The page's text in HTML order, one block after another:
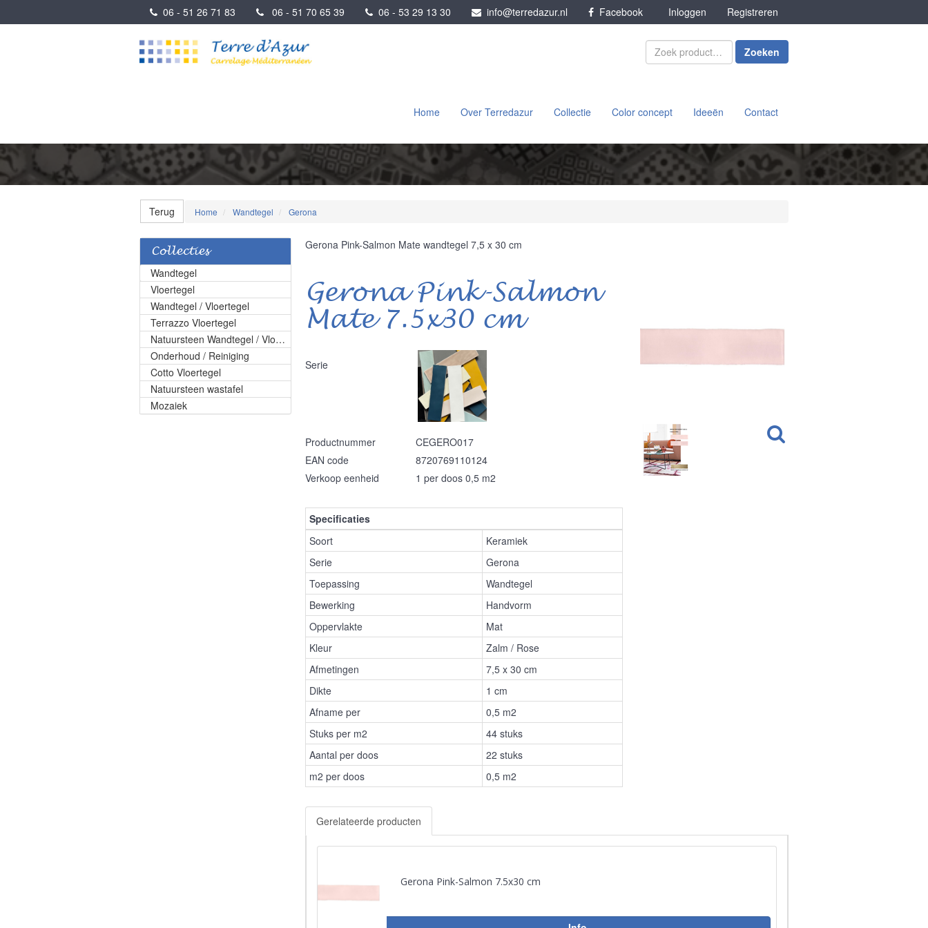
06 - 51 26 71 83 06 - 51 70 65 39 06 - 53 29 13 30 info@terredazur.nl Facebook Inloggen Registreren
Zoeken
Home Over Terredazur Collectie Color concept Ideeën Contact
Terug Home Wandtegel Gerona
Collecties
Wandtegel
Vloertegel
Wandtegel / Vloertegel
Terrazzo Vloertegel
Natuursteen Wandtegel / Vloertegel
Onderhoud / Reiniging
Cotto Vloertegel
Natuursteen wastafel
Mozaiek
Gerona Pink-Salmon Mate wandtegel 7,5 x 30 cm
Gerona Pink-Salmon
Mate 7.5x30 cm
Serie
Productnummer
CEGERO017
EAN code
8720769110124
Verkoop eenheid
1 per doos 0,5 m2
Specificaties
Soort
Keramiek
Serie
Gerona
Toepassing
Wandtegel
Bewerking
Handvorm
Oppervlakte
Mat
Kleur
Zalm / Rose
Afmetingen
7,5 x 30 cm
Dikte
1 cm
Afname per
0,5 m2
Stuks per m2
44 stuks
Aantal per doos
22 stuks
m2 per doos
0,5 m2
Gerelateerde producten
Gerona Pink-Salmon 7.5x30 cm